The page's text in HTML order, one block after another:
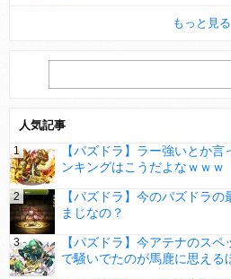
もっと見る
人気記事
【パズドラ】ラー強いとか
ンキングはこうだよなｗｗｗ
【パズドラ】今のパズドラ
まじなの？
【パズドラ】今アテナのス
で騒いでたのが馬鹿に思える